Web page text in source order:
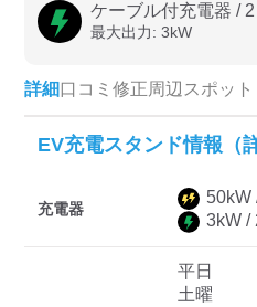
認証システム
EV充電エネチェンジ
三菱ディーラーを表示
ケーブル付充電器 / 2
最大出力: 3kW
詳細口コミ 修正周辺スポット
EV充電スタンド情報（
充電器
50kW
3kW /
平日
土曜